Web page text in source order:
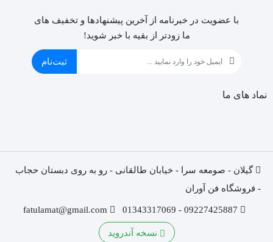
با عضویت در خبرنامه از آخرین پیشنهادها و تخفیف های
ما زودتر از بقیه با خبر شوید!
ثبت‌نام
نماد های ما
گیلان - صومعه سرا - خیابان طالقانی - رو به روی دبستان حجاب
- فروشگاه فن آوران
09227425887 - 01343317069
fatulamat@gmail.com
نسخه آندروید